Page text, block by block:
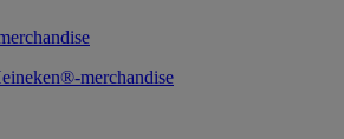
merchandise